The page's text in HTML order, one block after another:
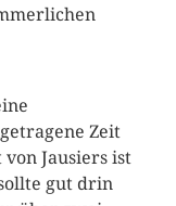
Zeit
Jausiers ist
gut drin